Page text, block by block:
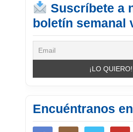
Suscríbete a
boletín semanal
Encuéntranos